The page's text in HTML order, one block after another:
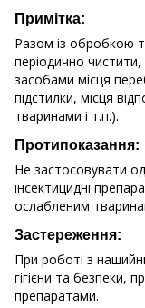
Примітка:
Разом із обробкою
періодично
засобами місця
підстилки, місця
тваринами і т.п.).
Протипоказання:
Не застосовувати
інсектицидні
ослабленим
Застереження:
При роботі з
гігієни та безпеки,
препаратами.